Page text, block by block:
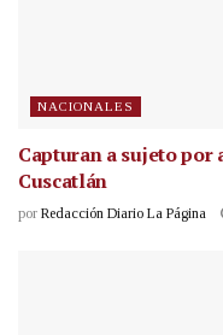
NACIONALES
Capturan a sujeto
Cuscatlán
por Redacción Diario La Página